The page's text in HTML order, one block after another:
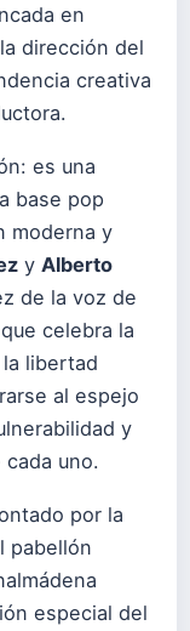
en
dirección del
creativa
es una
base pop
moderna y
y Alberto
de la voz de
celebra la
libertad
al espejo
y
uno.
por la
pabellón
especial del